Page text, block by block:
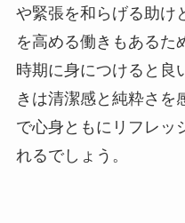
や緊張を和らげる助け
を高める働きもあるた
時期に身につけると良
きは清潔感と純粋さを
で心身ともにリフレッ
れるでしょう。